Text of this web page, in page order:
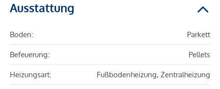
Ausstattung
Boden: Parkett
Befeuerung: Pellets
Heizungsart: Fußbodenheizung, Zentralheizung